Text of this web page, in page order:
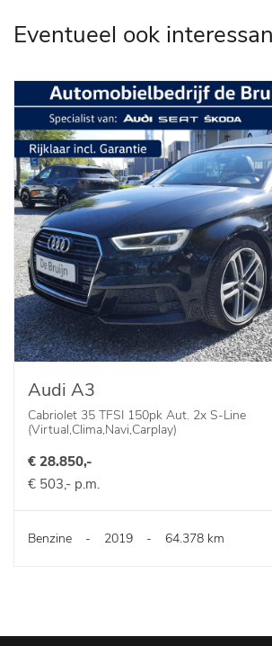
Eventueel ook
Audi A3
Cabriolet 35 TFSI 150pk Aut. 2x S-Line
(Virtual,Clima,Navi,Carplay)
€ 28.850,-
€ 503,- p.m.
Benzine - 2019 - 64.378 km